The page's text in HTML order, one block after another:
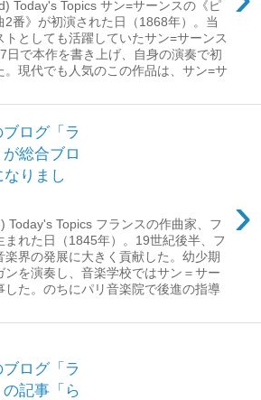
Today's Topics サン=サーンスの《ピ
2番》が初演された日（1868年）。当
トとしても活躍していたサン=サーンス
日で本作を書き上げ、自身の演奏で初
。現代でも人気のこの作品は、サン=サ
ログ「ラ
総合ブロ
りまし
›
Today's Topics フランスの作曲家、フ
まれた日（1845年）。19世紀後半、フ
楽界の発展に大きく貢献した。幼少期
ンを演奏し、音楽学校ではサン＝サー
した。のちにパリ音楽院で後進の指導
ログ「ラ
記事「ら